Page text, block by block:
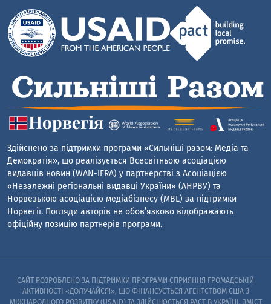
Здійснено за підтримки програми «Сильніші разом: Медіа та
Демократія», що реалізується Всесвітньою асоціацією
видавців новин (WAN-IFRA) у партнерстві з Асоціацією
«Незалежні регіональні видавці України» (АНРВУ) та
Норвезькою асоціацією медіабізнесу (MBL) за підтримки
Норвегії. Погляди авторів не обов’язково відображають
офіційну позицію партнерів програми.
САЙТ РОЗРОБЛЕНО ЗА ПІДТРИМКИ ПРОГРАМИ СПРИЯННЯ ГРОМАДСЬКІЙ
АКТИВНОСТІ «ДОЛУЧАЙСЯ!», ЩО ФІНАНСУЄТЬСЯ АГЕНТСТВОМ США З
МІЖНАРОДНОГО РОЗВИТКУ (USAID) ТА ЗДІЙСНЮЄТЬСЯ PACT В УКРАЇНІ. ЗМІСТ